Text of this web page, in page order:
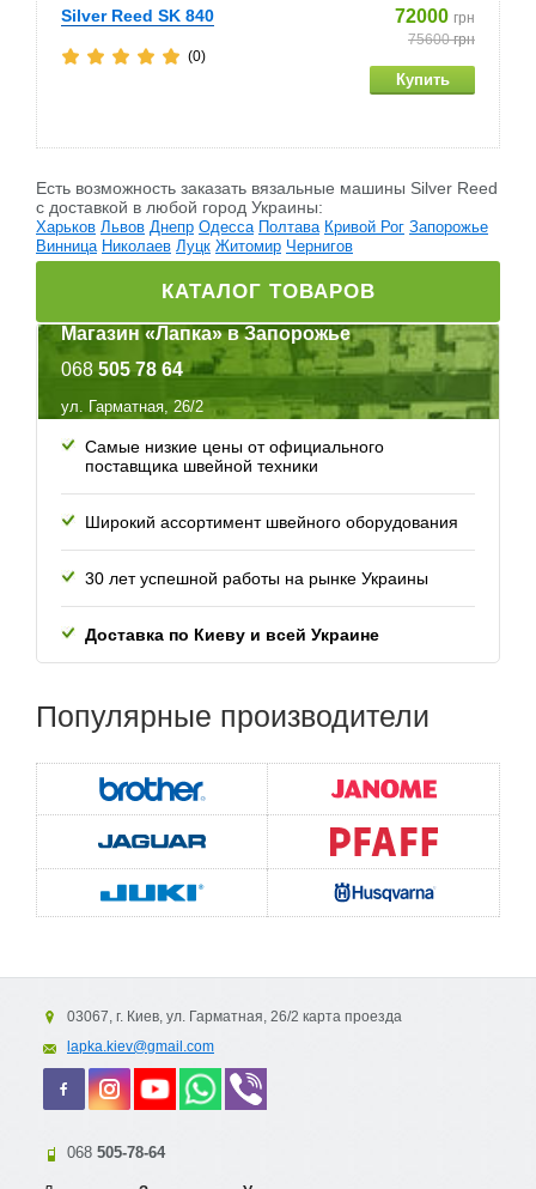
Silver Reed SK 840 72000 грн
75600грн
(0)
Есть возможность заказать вязальные машины Silver Reed
c доставкой в любой город Украины:
Харьков Львов Днепр Одесса Полтава Кривой Рог Запорожье
Винница Николаев Луцк Житомир Чернигов
КАТАЛОГ ТОВАРОВ
Магазин «Лапка» в Запорожье
068 505 78 64
ул. Гарматная, 26/2
Самые низкие цены от официального
поставщика швейной техники
Широкий ассортимент швейного оборудования
30 лет успешной работы на рынке Украины
Доставка по Киеву и всей Украине
Популярные производители
03067, г. Киев, ул. Гарматная, 26/2 карта проезда
lapka.kiev@gmail.com
068 505-78-64